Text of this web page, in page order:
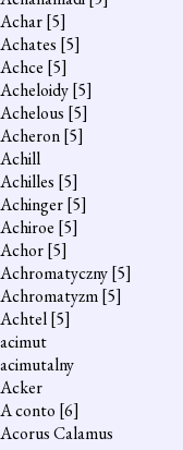
Achar[5]
Achates [5]
Achce [5]
Acheloidy[5]
Achelous [5]
Acheron[5]
Achill
Achilles [5]
Achinger[5]
Achiroe [5]
Achor[5]
Achromatyczny[5]
Achromatyzm[5]
Achtel[5]
acimut
acimutalny
Acker
A conto [6]
Acorus Calamus